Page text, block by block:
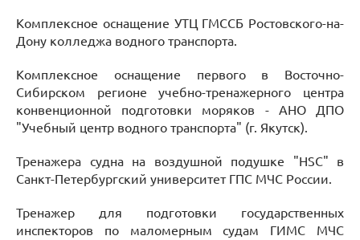
Комплексное оснащение УТЦ ГМССБ Ростовского-на-
Дону колледжа водного транспорта.
Комплексное оснащение первого в Восточно-
Сибирском регионе учебно-тренажерного центра
конвенционной подготовки моряков - АНО ДПО
"Учебный центр водного транспорта" (г. Якутск).
Тренажера судна на воздушной подушке "HSC" в
Санкт-Петербургский университет ГПС МЧС России.
Тренажер для подготовки государственных
инспекторов по маломерным судам ГИМС МЧС